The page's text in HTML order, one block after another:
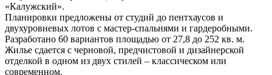
«Калужский».
Планировки предложены от студий до пентхаусов и
двухуровневых лотов с мастер-спальнями и гардеробными.
Разработано 60 вариантов площадью от 27,8 до 252 кв. м.
Жилье сдается с черновой, предчистовой и дизайнерской
отделкой в одном из двух стилей ‒ классическом или
современном.